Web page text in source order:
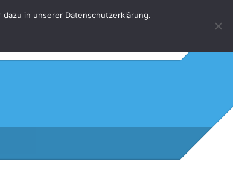
in unserer Datenschutzerklärung.